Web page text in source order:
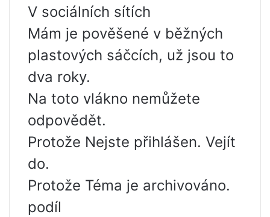
V sociálních sítích
Mám je pověšené v běžných
plastových sáčcích, už jsou to
dva roky.
Na toto vlákno nemůžete
odpovědět.
Protože Nejste přihlášen. Vejít
do.
Protože Téma je archivováno.
podíl